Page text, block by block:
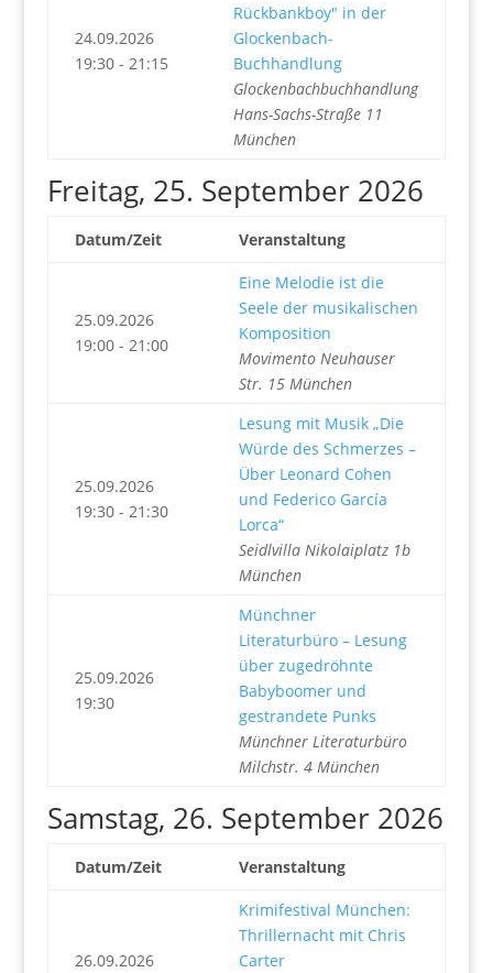
24.09.2026
19:30 - 21:15
Rückbankboy" in der
Glockenbach-
Buchhandlung
Glockenbachbuchhandlung
Hans-Sachs-Straße 11
München
Freitag, 25. September 2026
Datum/Zeit Veranstaltung
25.09.2026
19:00 - 21:00
Eine Melodie ist die
Seele der musikalischen
Komposition
Movimento Neuhauser
Str. 15 München
25.09.2026
19:30 - 21:30
Lesung mit Musik „Die
Würde des Schmerzes –
Über Leonard Cohen
und Federico García
Lorca“
Seidlvilla Nikolaiplatz 1b
München
25.09.2026
19:30
Münchner
Literaturbüro – Lesung
über zugedröhnte
Babyboomer und
gestrandete Punks
Münchner Literaturbüro
Milchstr. 4 München
Samstag, 26. September 2026
Datum/Zeit Veranstaltung
26.09.2026
Krimifestival München:
Thrillernacht mit Chris
Carter